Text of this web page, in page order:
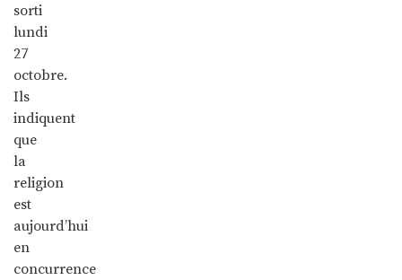
sorti
lundi
27
octobre.
Ils
indiquent
que
la
religion
est
aujourd’hui
en
concurrence